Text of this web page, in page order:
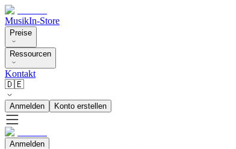
MusikIn-Store
Preise
Ressourcen
Kontakt
🇩🇪
Anmelden Konto erstellen
Anmelden